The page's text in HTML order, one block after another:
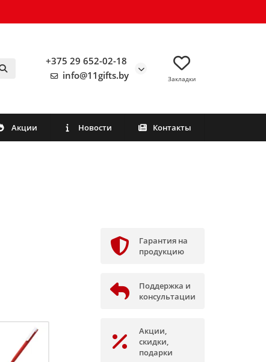
+375 29 652-02-18
info@11gifts.by
Закладки
Акции Новости Контакты
Гарантия на
продукцию
Поддержка и
консультации
Акции,
скидки,
подарки